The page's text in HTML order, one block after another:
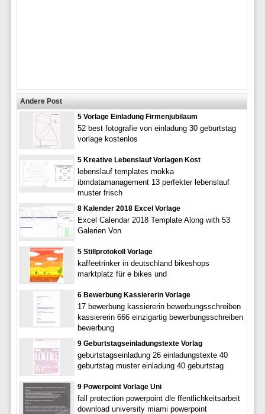
Andere Post
5 Vorlage Einladung Firmenjubilaum
52 best fotografie von einladung 30 geburtstag
vorlage kostenlos
5 Kreative Lebenslauf Vorlagen Kost
lebenslauf templates mokka
ibmdatamanagement 13 perfekter lebenslauf
muster frisch
8 Kalender 2018 Excel Vorlage
Excel Calendar 2018 Template Along with 53
Galerien Von
5 Stillprotokoll Vorlage
kaffeetrinker in deutschland bikeshops
marktplatz für e bikes und
6 Bewerbung Kassiererin Vorlage
17 bewerbung kassiererin bewerbungsschreiben
kassiererin 666 einzigartig bewerbungsschreiben
bewerbung
9 Geburtstagseinladungstexte Vorlag
geburtstagseinladung 26 einladungstexte 40
geburtstag muster einladung 40 geburtstag
9 Powerpoint Vorlage Uni
fall protection powerpoint dle ffentlichkeitsarbeit
download university miami powerpoint